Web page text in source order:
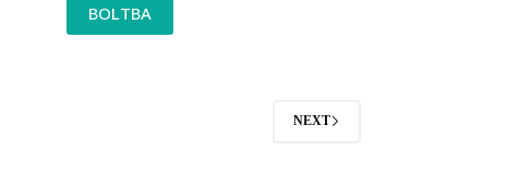
BOLTBA
NEXT